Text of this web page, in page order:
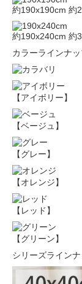
約190x190cm 約
約190x240cm 約
カラーラインナ
【アイボリー】
【ベージュ】
【グレー】
【オレンジ】
【レッド】
【グリーン】
シリーズライン